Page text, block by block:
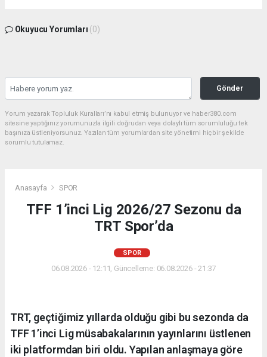
Okuyucu Yorumları (0)
Gönder
Yorum yazarak Topluluk Kuralları’nı kabul etmiş bulunuyor ve haber380.com
sitesine yaptığınız yorumunuzla ilgili doğrudan veya dolaylı tüm sorumluluğu tek
başınıza üstleniyorsunuz. Yazılan tüm yorumlardan site yönetimi hiçbir şekilde
sorumlu tutulamaz.
Anasayfa SPOR
TFF 1’inci Lig 2026/27 Sezonu da
TRT Spor’da
SPOR
06.08.2026 - 12:11, Güncelleme: 06.08.2026 - 21:37
TRT, geçtiğimiz yıllarda olduğu gibi bu sezonda da
TFF 1’inci Lig müsabakalarının yayınlarını üstlenen
iki platformdan biri oldu. Yapılan anlaşmaya göre